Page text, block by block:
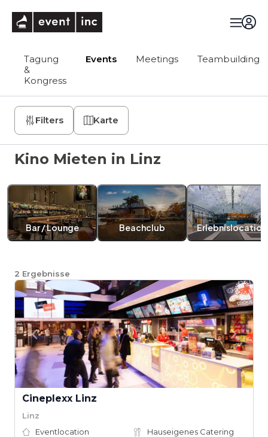
Tagung
&
Kongress
Events Meetings Teambuilding
Filters Karte
Kino Mieten in Linz
Bar / Lounge Beachclub Erlebnislocation
2 Ergebnisse
Cineplexx Linz
Linz
Eventlocation
Hauseigenes Catering